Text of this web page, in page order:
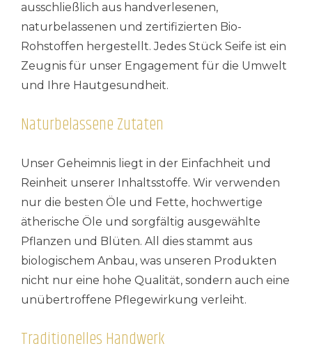
ausschließlich aus handverlesenen,
naturbelassenen und zertifizierten Bio-
Rohstoffen hergestellt. Jedes Stück Seife ist ein
Zeugnis für unser Engagement für die Umwelt
und Ihre Hautgesundheit.
Naturbelassene Zutaten
Unser Geheimnis liegt in der Einfachheit und
Reinheit unserer Inhaltsstoffe. Wir verwenden
nur die besten Öle und Fette, hochwertige
ätherische Öle und sorgfältig ausgewählte
Pflanzen und Blüten. All dies stammt aus
biologischem Anbau, was unseren Produkten
nicht nur eine hohe Qualität, sondern auch eine
unübertroffene Pflegewirkung verleiht.
Traditionelles Handwerk